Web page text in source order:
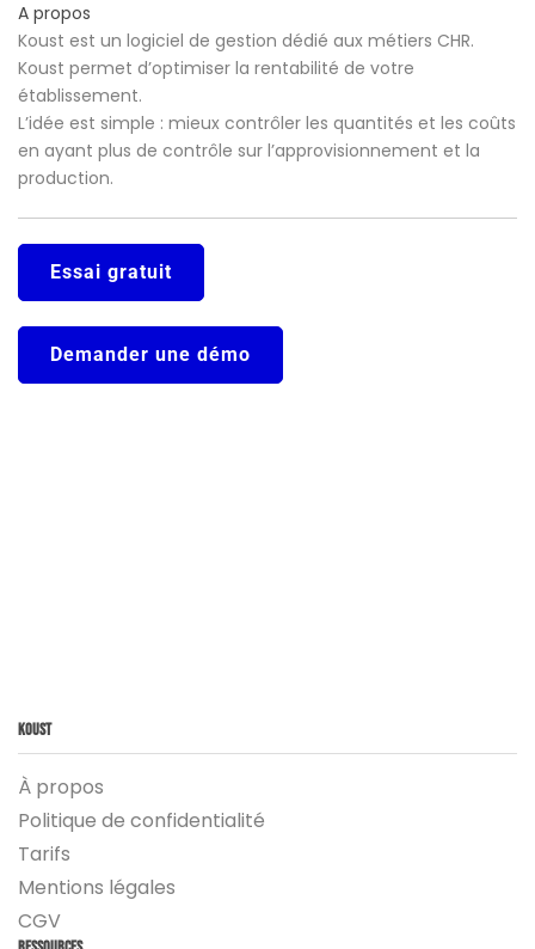
A propos
Koust est un logiciel de gestion dédié aux métiers CHR.
Koust permet d’optimiser la rentabilité de votre
établissement.
L’idée est simple : mieux contrôler les quantités et les coûts
en ayant plus de contrôle sur l’approvisionnement et la
production.
Essai gratuit
Demander une démo
Koust
À propos
Politique de confidentialité
Tarifs
Mentions légales
CGV